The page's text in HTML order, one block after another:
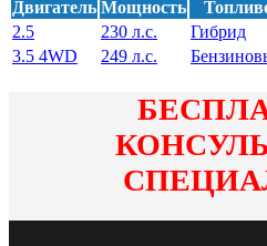
Двигатель Мощность
2.5
230 л.с.
Гибрид
3.5 4WD
249 л.с.